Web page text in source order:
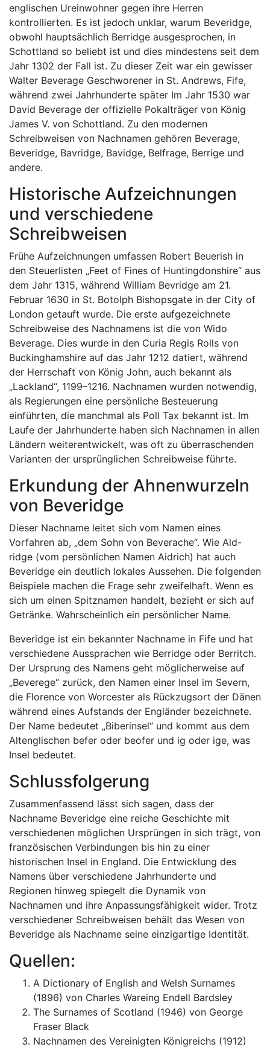
englischen Ureinwohner gegen ihre Herren
kontrollierten. Es ist jedoch unklar, warum Beveridge,
obwohl hauptsächlich Berridge ausgesprochen, in
Schottland so beliebt ist und dies mindestens seit dem
Jahr 1302 der Fall ist. Zu dieser Zeit war ein gewisser
Walter Beverage Geschworener in St. Andrews, Fife,
während zwei Jahrhunderte später Im Jahr 1530 war
David Beverage der offizielle Pokalträger von König
James V. von Schottland. Zu den modernen
Schreibweisen von Nachnamen gehören Beverage,
Beveridge, Bavridge, Bavidge, Belfrage, Berrige und
andere.
Historische Aufzeichnungen
und verschiedene
Schreibweisen
Frühe Aufzeichnungen umfassen Robert Beuerish in
den Steuerlisten „Feet of Fines of Huntingdonshire“ aus
dem Jahr 1315, während William Bevridge am 21.
Februar 1630 in St. Botolph Bishopsgate in der City of
London getauft wurde. Die erste aufgezeichnete
Schreibweise des Nachnamens ist die von Wido
Beverage. Dies wurde in den Curia Regis Rolls von
Buckinghamshire auf das Jahr 1212 datiert, während
der Herrschaft von König John, auch bekannt als
„Lackland“, 1199–1216. Nachnamen wurden notwendig,
als Regierungen eine persönliche Besteuerung
einführten, die manchmal als Poll Tax bekannt ist. Im
Laufe der Jahrhunderte haben sich Nachnamen in allen
Ländern weiterentwickelt, was oft zu überraschenden
Varianten der ursprünglichen Schreibweise führte.
Erkundung der Ahnenwurzeln
von Beveridge
Dieser Nachname leitet sich vom Namen eines
Vorfahren ab, „dem Sohn von Beverache“. Wie Ald-
ridge (vom persönlichen Namen Aidrich) hat auch
Beveridge ein deutlich lokales Aussehen. Die folgenden
Beispiele machen die Frage sehr zweifelhaft. Wenn es
sich um einen Spitznamen handelt, bezieht er sich auf
Getränke. Wahrscheinlich ein persönlicher Name.
Beveridge ist ein bekannter Nachname in Fife und hat
verschiedene Aussprachen wie Berridge oder Berritch.
Der Ursprung des Namens geht möglicherweise auf
„Beverege“ zurück, den Namen einer Insel im Severn,
die Florence von Worcester als Rückzugsort der Dänen
während eines Aufstands der Engländer bezeichnete.
Der Name bedeutet „Biberinsel“ und kommt aus dem
Altenglischen befer oder beofer und ig oder ige, was
Insel bedeutet.
Schlussfolgerung
Zusammenfassend lässt sich sagen, dass der
Nachname Beveridge eine reiche Geschichte mit
verschiedenen möglichen Ursprüngen in sich trägt, von
französischen Verbindungen bis hin zu einer
historischen Insel in England. Die Entwicklung des
Namens über verschiedene Jahrhunderte und
Regionen hinweg spiegelt die Dynamik von
Nachnamen und ihre Anpassungsfähigkeit wider. Trotz
verschiedener Schreibweisen behält das Wesen von
Beveridge als Nachname seine einzigartige Identität.
Quellen:
A Dictionary of English and Welsh Surnames
(1896) von Charles Wareing Endell Bardsley
The Surnames of Scotland (1946) von George
Fraser Black
Nachnamen des Vereinigten Königreichs (1912)